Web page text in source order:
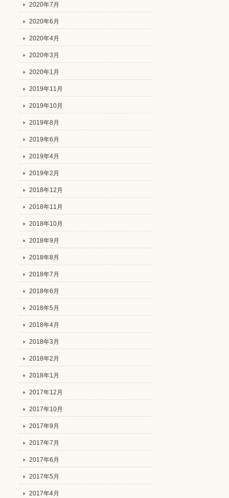
2020年7月
2020年6月
2020年4月
2020年3月
2020年1月
2019年11月
2019年10月
2019年8月
2019年6月
2019年4月
2019年2月
2018年12月
2018年11月
2018年10月
2018年9月
2018年8月
2018年7月
2018年6月
2018年5月
2018年4月
2018年3月
2018年2月
2018年1月
2017年12月
2017年10月
2017年9月
2017年7月
2017年6月
2017年5月
2017年4月